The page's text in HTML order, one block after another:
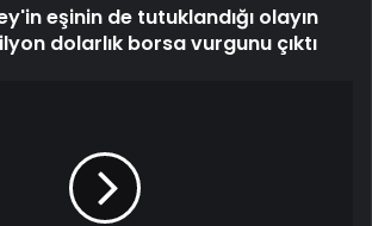
eşinin de tutuklandığı olayın
dolarlık borsa vurgunu çıktı